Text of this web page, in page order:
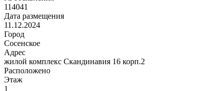
114041
Дата размещения
11.12.2024
Город
Сосенское
Адрес
жилой комплекс Скандинавия 16 корп.2
Расположено
Этаж
1